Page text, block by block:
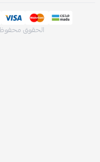
الحقوق محفوظة | 2026